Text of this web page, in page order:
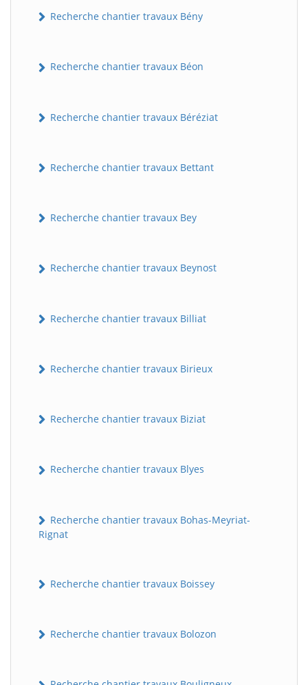
Recherche chantier travaux Bény
Recherche chantier travaux Béon
Recherche chantier travaux Béréziat
Recherche chantier travaux Bettant
Recherche chantier travaux Bey
Recherche chantier travaux Beynost
Recherche chantier travaux Billiat
Recherche chantier travaux Birieux
Recherche chantier travaux Biziat
Recherche chantier travaux Blyes
Recherche chantier travaux Bohas-Meyriat-
Rignat
Recherche chantier travaux Boissey
Recherche chantier travaux Bolozon